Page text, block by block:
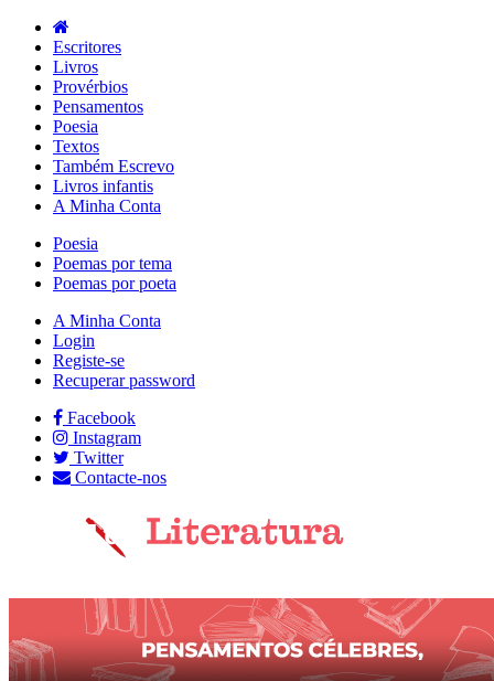
Escritores
Livros
Provérbios
Pensamentos
Poesia
Textos
Também Escrevo
Livros infantis
A Minha Conta
Poesia
Poemas por tema
Poemas por poeta
A Minha Conta
Login
Registe-se
Recuperar password
Facebook
Instagram
Twitter
Contacte-nos